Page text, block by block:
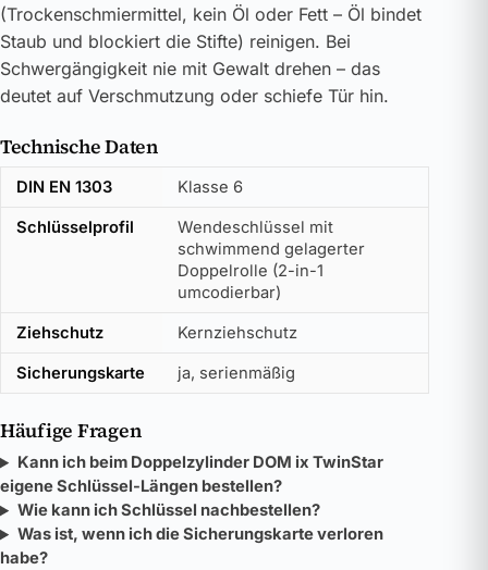
(Trockenschmiermittel, kein Öl oder Fett – Öl bindet
Staub und blockiert die Stifte) reinigen. Bei
Schwergängigkeit nie mit Gewalt drehen – das
deutet auf Verschmutzung oder schiefe Tür hin.
Technische Daten
DIN EN 1303 Klasse 6
Schlüsselprofil
Wendeschlüssel mit
schwimmend gelagerter
Doppelrolle (2-in-1
umcodierbar)
Ziehschutz Kernziehschutz
Sicherungskarte ja, serienmäßig
Häufige Fragen
Kann ich beim Doppelzylinder DOM ix TwinStar
eigene Schlüssel-Längen bestellen?
Wie kann ich Schlüssel nachbestellen?
Was ist, wenn ich die Sicherungskarte verloren
habe?